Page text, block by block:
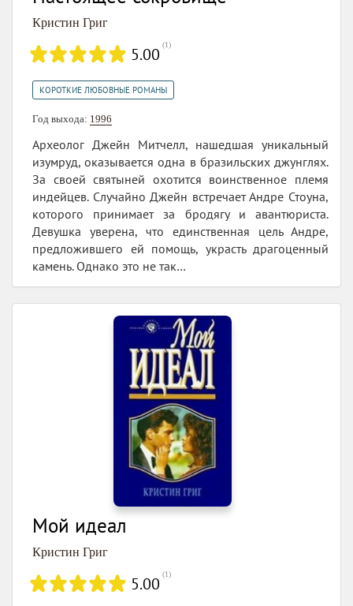
Кристин Григ
5.00 (1)
КОРОТКИЕ ЛЮБОВНЫЕ РОМАНЫ
Год выхода: 1996
Археолог Джейн Митчелл, нашедшая уникальный
изумруд, оказывается одна в бразильских джунглях.
За своей святыней охотится воинственное племя
индейцев. Случайно Джейн встречает Андре Стоуна,
которого принимает за бродягу и авантюриста.
Девушка уверена, что единственная цель Андре,
предложившего ей помощь, украсть драгоценный
камень. Однако это не так…
Мой идеал
Кристин Григ
5.00 (1)